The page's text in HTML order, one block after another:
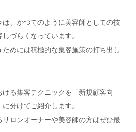
、かつてのように美容師としての技
づらくなっています。
めには積極的な集客施策の打ち出し
る集客テクニックを「新規顧客向
分けてご紹介します。
ロンオーナーや美容師の方はぜひ最